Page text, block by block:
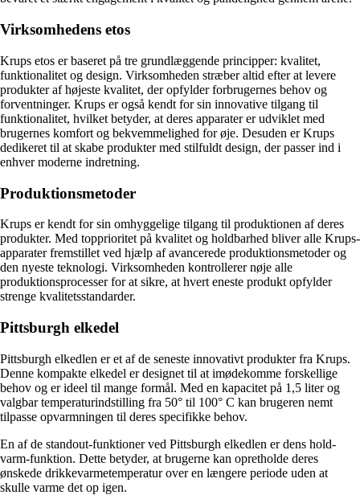
Virksomhedens etos
Krups etos er baseret på tre grundlæggende principper: kvalitet,
funktionalitet og design. Virksomheden stræber altid efter at levere
produkter af højeste kvalitet, der opfylder forbrugernes behov og
forventninger. Krups er også kendt for sin innovative tilgang til
funktionalitet, hvilket betyder, at deres apparater er udviklet med
brugernes komfort og bekvemmelighed for øje. Desuden er Krups
dedikeret til at skabe produkter med stilfuldt design, der passer ind i
enhver moderne indretning.
Produktionsmetoder
Krups er kendt for sin omhyggelige tilgang til produktionen af deres
produkter. Med topprioritet på kvalitet og holdbarhed bliver alle Krups-
apparater fremstillet ved hjælp af avancerede produktionsmetoder og
den nyeste teknologi. Virksomheden kontrollerer nøje alle
produktionsprocesser for at sikre, at hvert eneste produkt opfylder
strenge kvalitetsstandarder.
Pittsburgh elkedel
Pittsburgh elkedlen er et af de seneste innovativt produkter fra Krups.
Denne kompakte elkedel er designet til at imødekomme forskellige
behov og er ideel til mange formål. Med en kapacitet på 1,5 liter og
valgbar temperaturindstilling fra 50° til 100° C kan brugeren nemt
tilpasse opvarmningen til deres specifikke behov.
En af de standout-funktioner ved Pittsburgh elkedlen er dens hold-
varm-funktion. Dette betyder, at brugerne kan opretholde deres
ønskede drikkevarmetemperatur over en længere periode uden at
skulle varme det op igen.